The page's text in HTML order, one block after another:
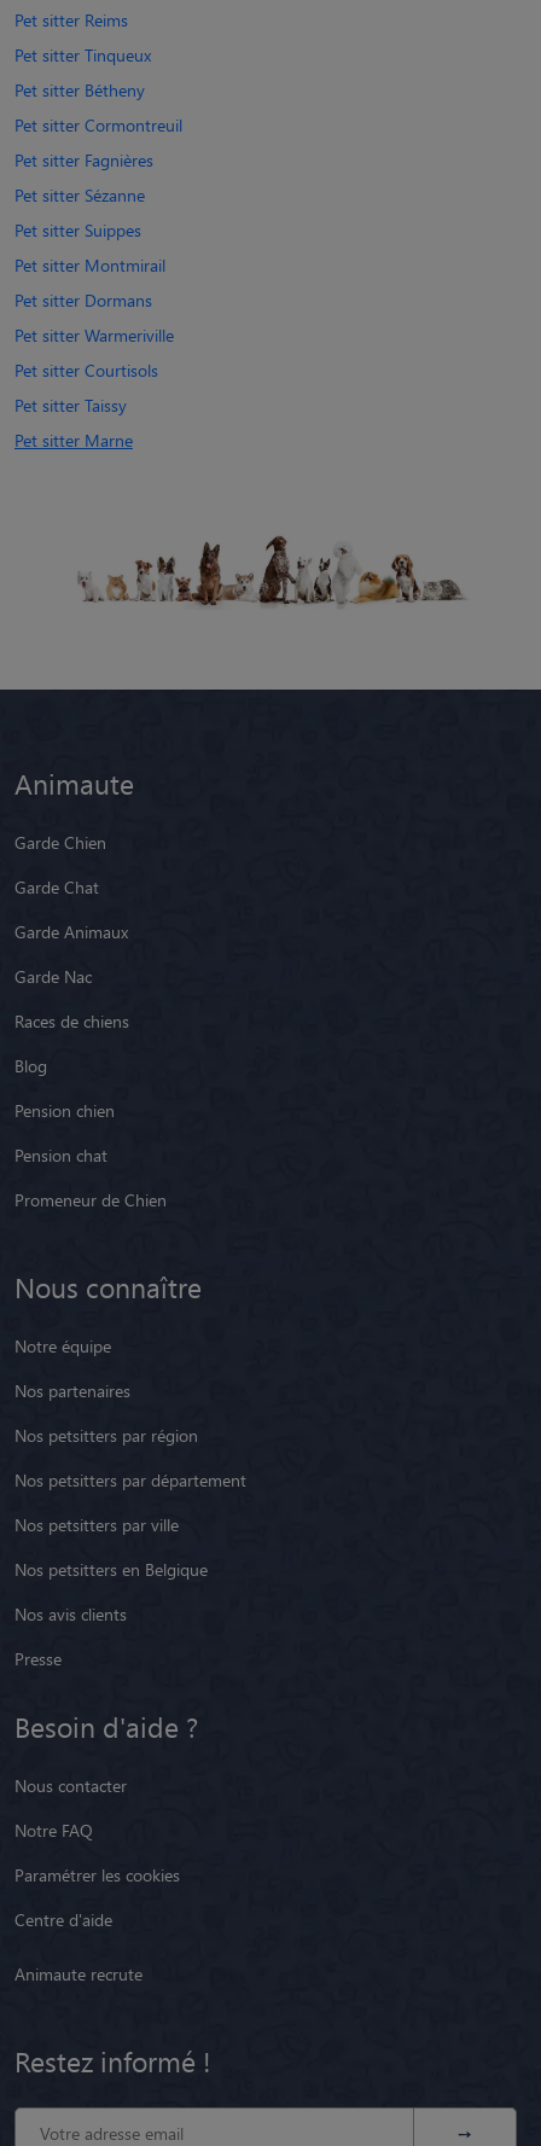
Pet sitter Reims
Pet sitter Tinqueux
Pet sitter Bétheny
Pet sitter Cormontreuil
Pet sitter Fagnières
Pet sitter Sézanne
Pet sitter Suippes
Pet sitter Montmirail
Pet sitter Dormans
Pet sitter Warmeriville
Pet sitter Courtisols
Pet sitter Taissy
Pet sitter Marne
Animaute
Garde Chien
Garde Chat
Garde Animaux
Garde Nac
Races de chiens
Blog
Pension chien
Pension chat
Promeneur de Chien
Nous connaître
Notre équipe
Nos partenaires
Nos petsitters par région
Nos petsitters par département
Nos petsitters par ville
Nos petsitters en Belgique
Nos avis clients
Presse
Besoin d'aide ?
Nous contacter
Notre FAQ
Paramétrer les cookies
Centre d'aide
Animaute recrute
Restez informé !